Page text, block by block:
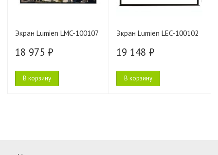
Экран Lumien LMC-100107
18 975 ₽
В корзину
Экран Lumien LEC-100102
19 148 ₽
В корзину